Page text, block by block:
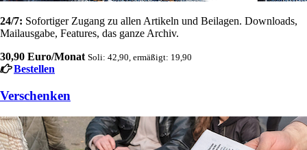
24/7: Sofortiger Zugang zu allen Artikeln und Beilagen. Downloads,
Mailausgabe, Features, das ganze Archiv.
30,90 Euro/Monat Soli: 42,90, ermäßigt: 19,90
Bestellen
Verschenken